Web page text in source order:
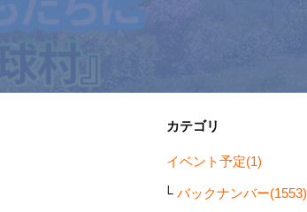
カテゴリ
イベント予定(1)
バックナンバー(1553)